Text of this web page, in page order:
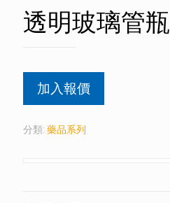
透明玻璃管瓶
加入報價
分類: 藥品系列